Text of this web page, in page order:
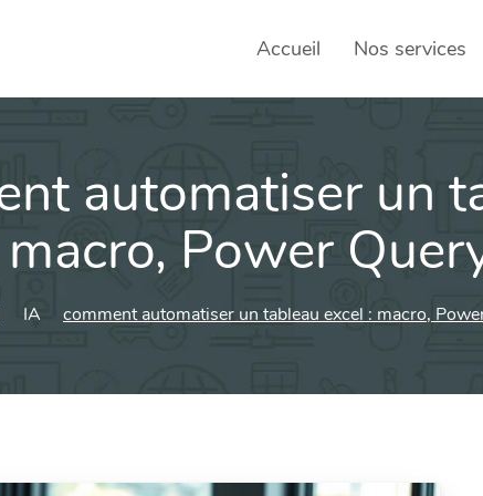
Accueil Nos services
SEO
Social
automatiser un
Power
IA comment automatiser un tableau excel : macro,